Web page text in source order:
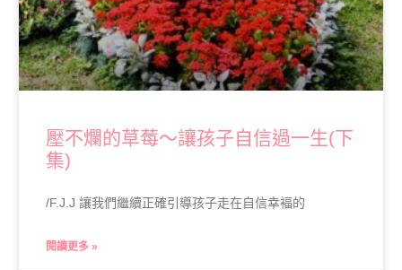
壓不爛的草莓～讓孩子自信過一生(下
集)
/F.J.J 讓我們繼續正確引導孩子走在自信幸褔的
閱讀更多 »